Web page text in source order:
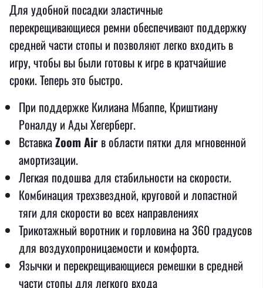
Для удобной посадки эластичные
перекрещивающиеся ремни обеспечивают поддержку
средней части стопы и позволяют легко входить в
игру, чтобы вы были готовы к игре в кратчайшие
сроки. Теперь это быстро.
При поддержке Килиана Мбаппе, Криштиану
Роналду и Ады Хегерберг.
ВставкаZoom Air в области пятки для мгновенной
амортизации.
Легкая подошва для стабильности на скорости.
Комбинация трехзвездной, круговой и лопастной
тяги для скорости во всех направлениях
Трикотажный воротник и горловина на 360 градусов
для воздухопроницаемости и комфорта.
Язычки и перекрещивающиеся ремешки в средней
части стопы для легкого входа